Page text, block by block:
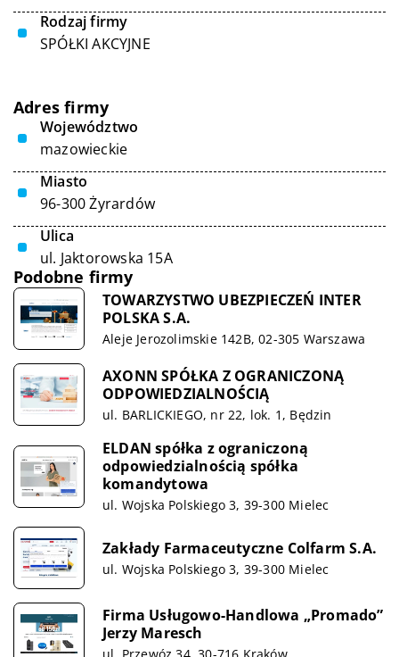
Rodzaj firmy
SPÓŁKI AKCYJNE
Adres firmy
Województwo
mazowieckie
Miasto
96-300 Żyrardów
Ulica
ul. Jaktorowska 15A
Podobne firmy
TOWARZYSTWO UBEZPIECZEŃ INTER
POLSKA S.A.
Aleje Jerozolimskie 142B, 02-305 Warszawa
AXONN SPÓŁKA Z OGRANICZONĄ
ODPOWIEDZIALNOŚCIĄ
ul. BARLICKIEGO, nr 22, lok. 1, Będzin
ELDAN spółka z ograniczoną
odpowiedzialnością spółka
komandytowa
ul. Wojska Polskiego 3, 39-300 Mielec
Zakłady Farmaceutyczne Colfarm S.A.
ul. Wojska Polskiego 3, 39-300 Mielec
Firma Usługowo-Handlowa „Promado”
Jerzy Maresch
ul. Przewóz 34, 30-716 Kraków